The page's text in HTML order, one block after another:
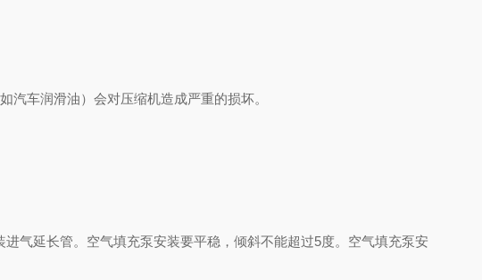
汽车润滑油）会对压缩机造成严重的损坏。
气延长管。空气填充泵安装要平稳，倾斜不能超过5度。空气填充泵安